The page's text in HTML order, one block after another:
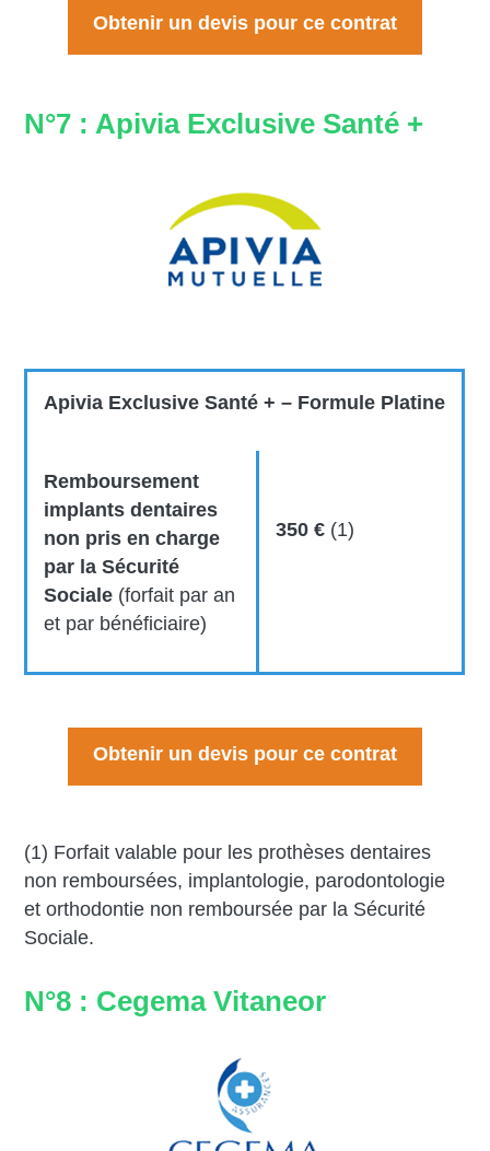
Obtenir un devis pour ce contrat
N°7 : Apivia Exclusive Santé +
Apivia Exclusive Santé + – Formule Platine
Remboursement
implants dentaires
non pris en charge
par la Sécurité
Sociale (forfait par an
et par bénéficiaire)
350 € (1)
Obtenir un devis pour ce contrat
(1) Forfait valable pour les prothèses dentaires
non remboursées, implantologie, parodontologie
et orthodontie non remboursée par la Sécurité
Sociale.
N°8 : Cegema Vitaneor